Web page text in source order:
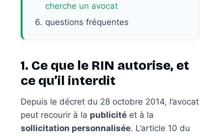
cherche un avocat
questions fréquentes
1. Ce que le RIN autorise, et
ce qu’il interdit
Depuis le décret du 28 octobre 2014, l’avocat
peut recourir à la publicité et à la
sollicitation personnalisée. L’article 10 du